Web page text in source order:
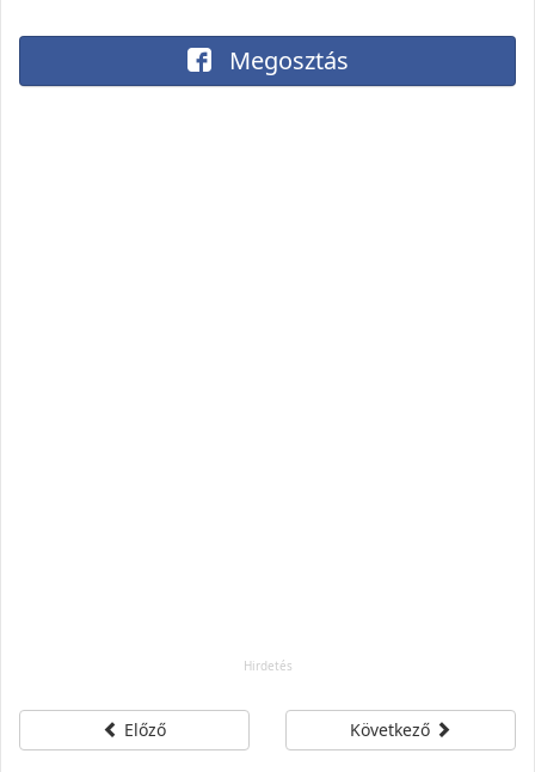
Megosztás
Előző Következő